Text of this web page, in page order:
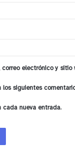
correo electrónico y
los siguientes
cada nueva entrada.